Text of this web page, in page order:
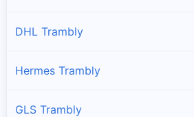
DHL Trambly
Hermes Trambly
GLS Trambly